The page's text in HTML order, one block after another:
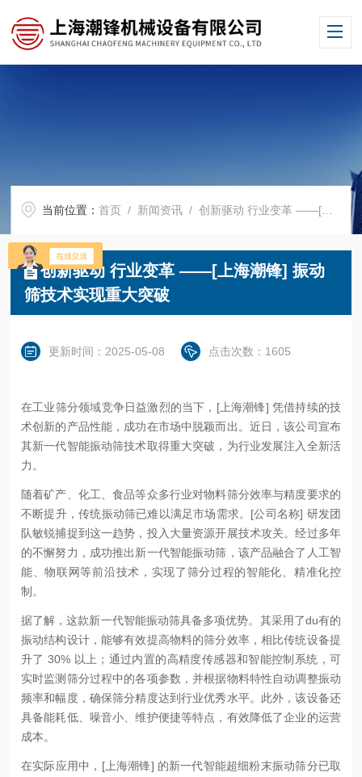
当前位置：首页 / 新闻资讯 / 创新驱动 行业变革 ——[上海潮锋] 振动筛技术实现重大突破
创新驱动 行业变革 ——[上海潮锋] 振动
筛技术实现重大突破
更新时间：2025-05-08 点击次数：1605
在工业筛分领域竞争日益激烈的当下，[上海潮锋] 凭借持续的技
术创新的产品性能，成功在市场中脱颖而出。近日，该公司宣布
其新一代智能振动筛技术取得重大突破，为行业发展注入全新活
力。
随着矿产、化工、食品等众多行业对物料筛分效率与精度要求的
不断提升，传统振动筛已难以满足市场需求。[公司名称] 研发团
队敏锐捕捉到这一趋势，投入大量资源开展技术攻关。经过多年
的不懈努力，成功推出新一代智能振动筛，该产品融合了人工智
能、物联网等前沿技术，实现了筛分过程的智能化、精准化控
制。
据了解，这款新一代智能振动筛具备多项优势。其采用了du有的
振动结构设计，能够有效提高物料的筛分效率，相比传统设备提
升了 30% 以上；通过内置的高精度传感器和智能控制系统，可
实时监测筛分过程中的各项参数，并根据物料特性自动调整振动
频率和幅度，确保筛分精度达到行业优秀水平。此外，该设备还
具备能耗低、噪音小、维护便捷等特点，有效降低了企业的运营
成本。
在实际应用中，[上海潮锋] 的新一代智能超细粉末振动筛分已取